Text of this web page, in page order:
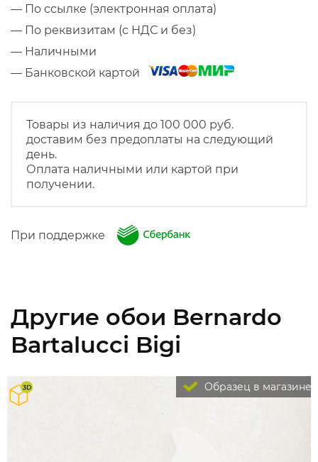
— По ссылке (электронная оплата)
— По реквизитам (с НДС и без)
— Наличными
— Банковской картой
Товары из наличия до 100 000 руб.
доставим без предоплаты на следующий
день.
Оплата наличными или картой при
получении.
При поддержке
Другие обои Bernardo
Bartalucci Bigi
Образец в магазине